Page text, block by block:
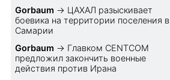
Gorbaum → ЦАХАЛ разыскивает
боевика на территории поселения в
Самарии
Gorbaum → Главком CENTCOM
предложил закончить военные
действия против Ирана